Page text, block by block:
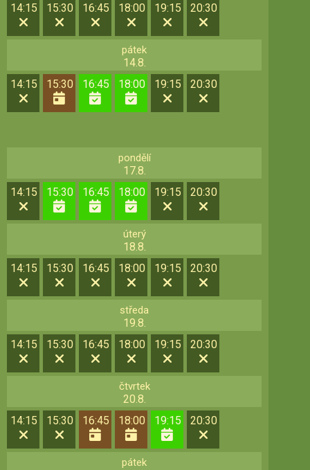
14:15
15:30 16:45 18:00 19:15 20:30
pátek
14.8.
14:15
15:30 16:45 18:00 19:15 20:30
pondělí
17.8.
14:15
15:30 16:45 18:00 19:15 20:30
úterý
18.8.
14:15
15:30 16:45 18:00 19:15 20:30
středa
19.8.
14:15
15:30 16:45 18:00 19:15 20:30
čtvrtek
20.8.
14:15
15:30 16:45 18:00 19:15 20:30
pátek